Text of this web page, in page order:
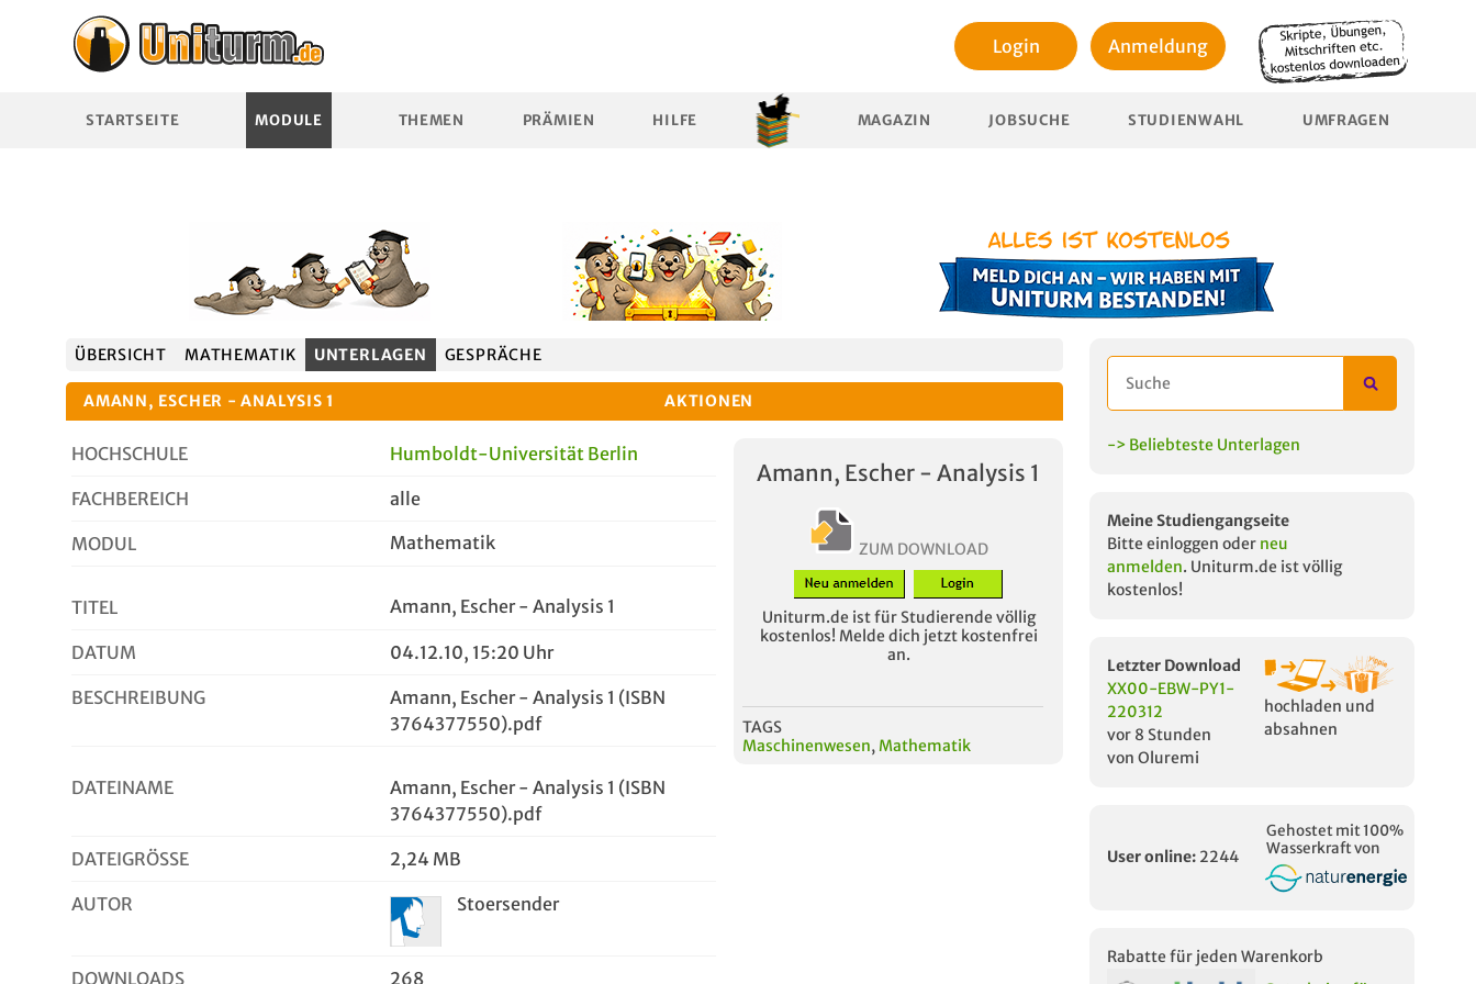
Login Anmeldung
STARTSEITE MODULE THEMEN PRÄMIEN HILFE MAGAZIN JOBSUCHE STUDIENWAHL UMFRAGEN
ÜBERSICHT MATHEMATIK UNTERLAGEN GESPRÄCHE
AMANN, ESCHER - ANALYSIS 1 AKTIONEN
HOCHSCHULE Humboldt-Universität Berlin
FACHBEREICH alle
MODUL Mathematik
TITEL Amann, Escher - Analysis 1
DATUM 04.12.10, 15:20 Uhr
BESCHREIBUNG
Amann, Escher - Analysis 1 (ISBN
3764377550).pdf
DATEINAME
Amann, Escher - Analysis 1 (ISBN
3764377550).pdf
DATEIGRÖSSE 2,24 MB
AUTOR Stoersender
DOWNLOADS 268
Amann, Escher - Analysis 1
ZUM DOWNLOAD
Uniturm.de ist für Studierende völlig
kostenlos! Melde dich jetzt kostenfrei
an.
TAGS
Maschinenwesen, Mathematik
-> Beliebteste Unterlagen
Meine Studiengangseite
Bitte einloggen oder neu
anmelden. Uniturm.de ist völlig
kostenlos!
Letzter Download
XX00-EBW-PY1-
220312
vor 8 Stunden
von Oluremi
hochladen und
absahnen
User online: 2244
Gehostet mit 100%
Wasserkraft von
Rabatte für jeden Warenkorb